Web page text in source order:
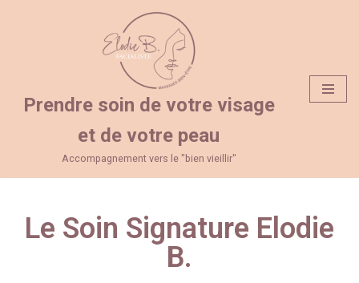
Prendre soin de votre visage
et de votre peau
Accompagnement vers le "bien vieillir"
Le Soin Signature Elodie
B.